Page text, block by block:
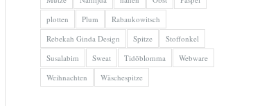
plotten
Plum
Rabaukowitsch
Rebekah Ginda Design
Spitze
Stoffonkel
Susalabim
Sweat Tidöblomma
Webware
Weihnachten
Wäschespitze